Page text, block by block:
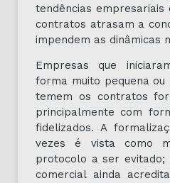
tendências empresariais
contratos atrasam a
impendem as dinâmicas
Empresas que
forma muito pequena
temem os contratos
principalmente com
fidelizados. A
vezes é vista como
protocolo a ser evitado;
comercial ainda